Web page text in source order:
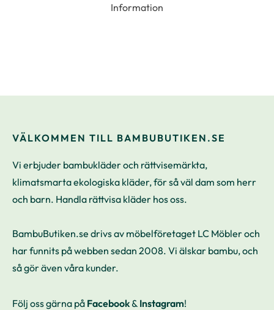
Information
VÄLKOMMEN TILL BAMBUBUTIKEN.SE
Vi erbjuder bambukläder och rättvisemärkta,
klimatsmarta ekologiska kläder, för så väl dam som herr
och barn. Handla rättvisa kläder hos oss.
BambuButiken.se drivs av möbelföretaget LC Möbler och
har funnits på webben sedan 2008. Vi älskar bambu, och
så gör även våra kunder.
Följ oss gärna på Facebook & Instagram!